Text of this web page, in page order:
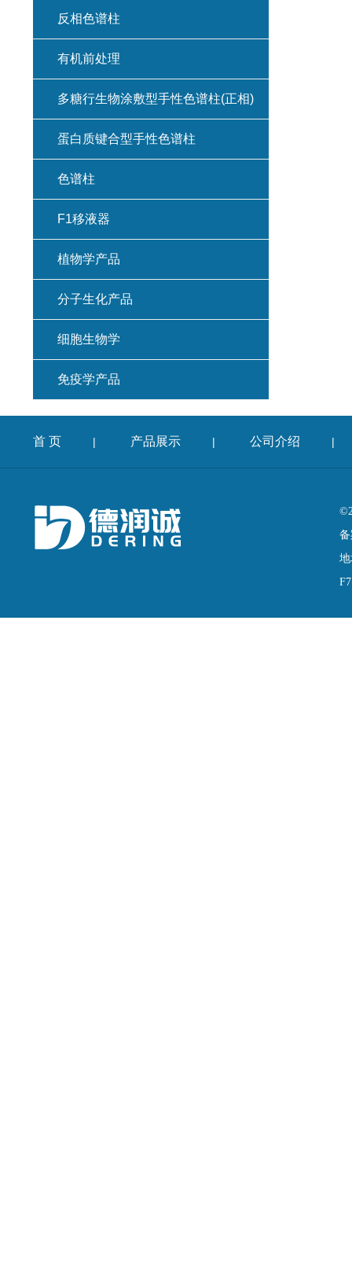
反相色谱柱
有机前处理
多糖行生物涂敷型手性色谱柱(正相)
蛋白质键合型手性色谱柱
色谱柱
F1移液器
植物学产品
分子生化产品
细胞生物学
免疫学产品
首 页 | 产品展示 | 公司介绍 |
备